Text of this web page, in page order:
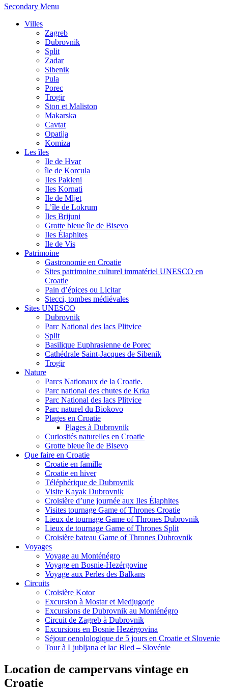
Secondary Menu
Villes
Zagreb
Dubrovnik
Split
Zadar
Sibenik
Pula
Porec
Trogir
Ston et Maliston
Makarska
Cavtat
Opatija
Komiza
Les îles
Ile de Hvar
île de Korcula
Iles Pakleni
Iles Kornati
Ile de Mljet
L’île de Lokrum
Iles Brijuni
Grotte bleue île de Bisevo
Iles Élaphites
Ile de Vis
Patrimoine
Gastronomie en Croatie
Sites patrimoine culturel immatériel UNESCO en
Croatie
Pain d’épices ou Licitar
Stecci, tombes médiévales
Sites UNESCO
Dubrovnik
Parc National des lacs Plitvice
Split
Basilique Euphrasienne de Porec
Cathédrale Saint-Jacques de Sibenik
Trogir
Nature
Parcs Nationaux de la Croatie.
Parc national des chutes de Krka
Parc National des lacs Plitvice
Parc naturel du Biokovo
Plages en Croatie
Plages à Dubrovnik
Curiosités naturelles en Croatie
Grotte bleue île de Bisevo
Que faire en Croatie
Croatie en famille
Croatie en hiver
Téléphérique de Dubrovnik
Visite Kayak Dubrovnik
Croisière d’une journée aux Iles Élaphites
Visites tournage Game of Thrones Croatie
Lieux de tournage Game of Thrones Dubrovnik
Lieux de tournage Game of Thrones Split
Croisière bateau Game of Thrones Dubrovnik
Voyages
Voyage au Monténégro
Voyage en Bosnie-Hezérgovine
Voyage aux Perles des Balkans
Circuits
Croisière Kotor
Excursion à Mostar et Medjugorje
Excursions de Dubrovnik au Monténégro
Circuit de Zagreb à Dubrovnik
Excursions en Bosnie Hezérgovina
Séjour oenolologique de 5 jours en Croatie et Slovenie
Tour à Ljubljana et lac Bled – Slovénie
Location de campervans vintage en
Croatie